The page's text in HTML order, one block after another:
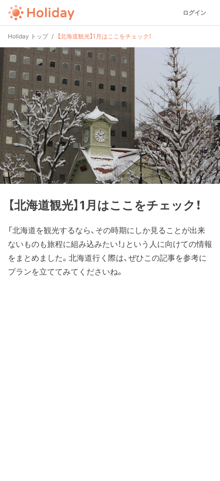
ログイン
Holiday トップ 【北海道観光】1月はここをチェック！
【北海道観光】1月はここをチェック！
「北海道を観光するなら、その時期にしか見ることが出来
ないものも旅程に組み込みたい！」という人に向けての情報
をまとめました。北海道行く際は、ぜひこの記事を参考に
プランを立ててみてくださいね。